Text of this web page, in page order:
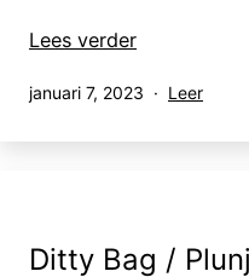
Lees verderTravelers
v4
Gepubliceerd
januari 7, 2023 Leer
Ditty Bag /